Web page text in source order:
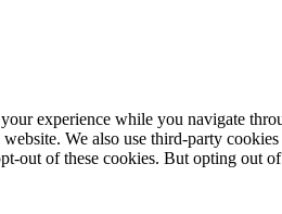
experience while you navigate
We also use third-party
out of these cookies. But opting out